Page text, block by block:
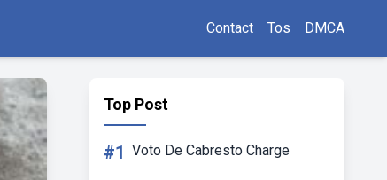
Contact Tos DMCA
Top Post
#1 Voto De Cabresto Charge